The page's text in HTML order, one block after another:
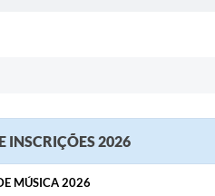
INSCRIÇÕES 2026
MÚSICA 2026